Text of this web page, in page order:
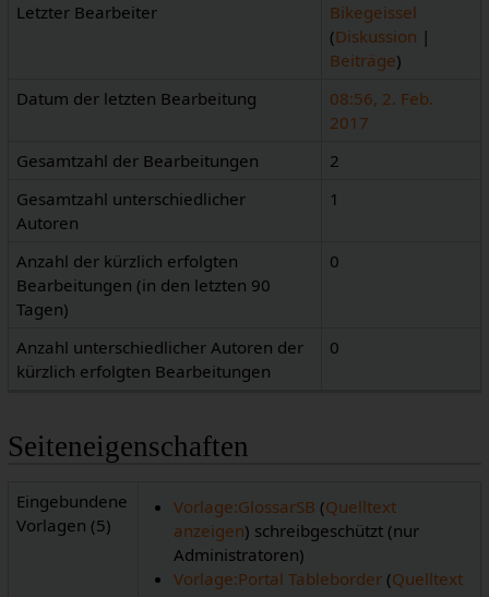
Letzter Bearbeiter
Bikegeissel
(Diskussion |
Beiträge)
Datum der letzten Bearbeitung
08:56, 2. Feb.
2017
Gesamtzahl der Bearbeitungen
2
Gesamtzahl unterschiedlicher
Autoren
1
Anzahl der kürzlich erfolgten
Bearbeitungen (in den letzten 90
Tagen)
0
Anzahl unterschiedlicher Autoren der
kürzlich erfolgten Bearbeitungen
0
Seiteneigenschaften
Eingebundene
Vorlagen (5)
Vorlage:GlossarSB (Quelltext
anzeigen) schreibgeschützt (nur
Administratoren)
Vorlage:Portal Tableborder(Quelltext